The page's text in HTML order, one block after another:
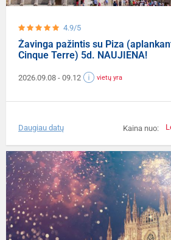
4.9/5
Žavinga pažintis su Piza
Cinque Terre) 5d. NAUJIENA!
2026.09.08 - 09.12 vietų yra
Kaina nuo:
Daugiau datų